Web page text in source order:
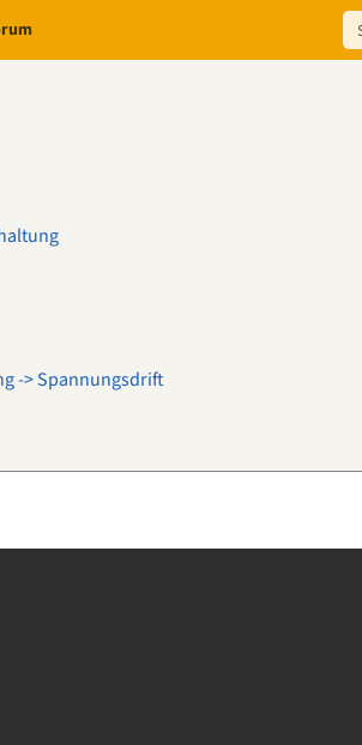
-> Spannungsdrift